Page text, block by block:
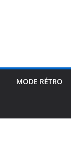
MODE RÉTRO